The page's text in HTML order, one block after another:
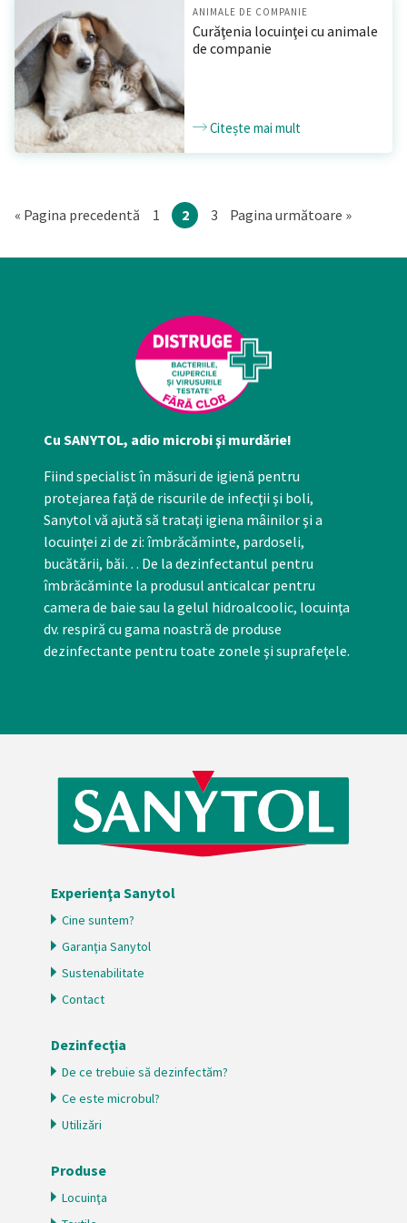
ANIMALE DE COMPANIE
Curăţenia locuinţei cu animale
de companie
Citește mai mult
« Pagina precedentă
Go
1
Go
2
Go
3 Pagina următoare »
Cu SANYTOL, adio microbi şi murdărie!
Fiind specialist în măsuri de igienă pentru
protejarea faţă de riscurile de infecţii şi boli,
Sanytol vă ajută să trataţi igiena mâinilor şi a
locuinţei zi de zi: îmbrăcăminte, pardoseli,
bucătării, băi… De la dezinfectantul pentru
îmbrăcăminte la produsul anticalcar pentru
camera de baie sau la gelul hidroalcoolic, locuinţa
dv. respiră cu gama noastră de produse
dezinfectante pentru toate zonele şi suprafeţele.
Experienţa Sanytol
Cine suntem?
Garanţia Sanytol
Sustenabilitate
Contact
Dezinfecţia
De ce trebuie să dezinfectăm?
Ce este microbul?
Utilizări
Produse
Locuinţa